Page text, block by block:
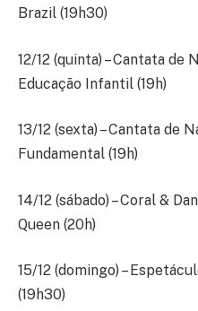
Brazil (19h30)
12/12 (quinta) – Cantata de
Educação Infantil (19h)
13/12 (sexta) – Cantata de
Fundamental (19h)
14/12 (sábado) – Coral &
Queen (20h)
15/12 (domingo) –
(19h30)